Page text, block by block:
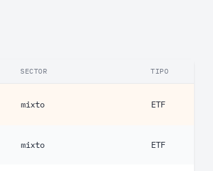
SECTOR TIPO
mixto ETF
mixto ETF